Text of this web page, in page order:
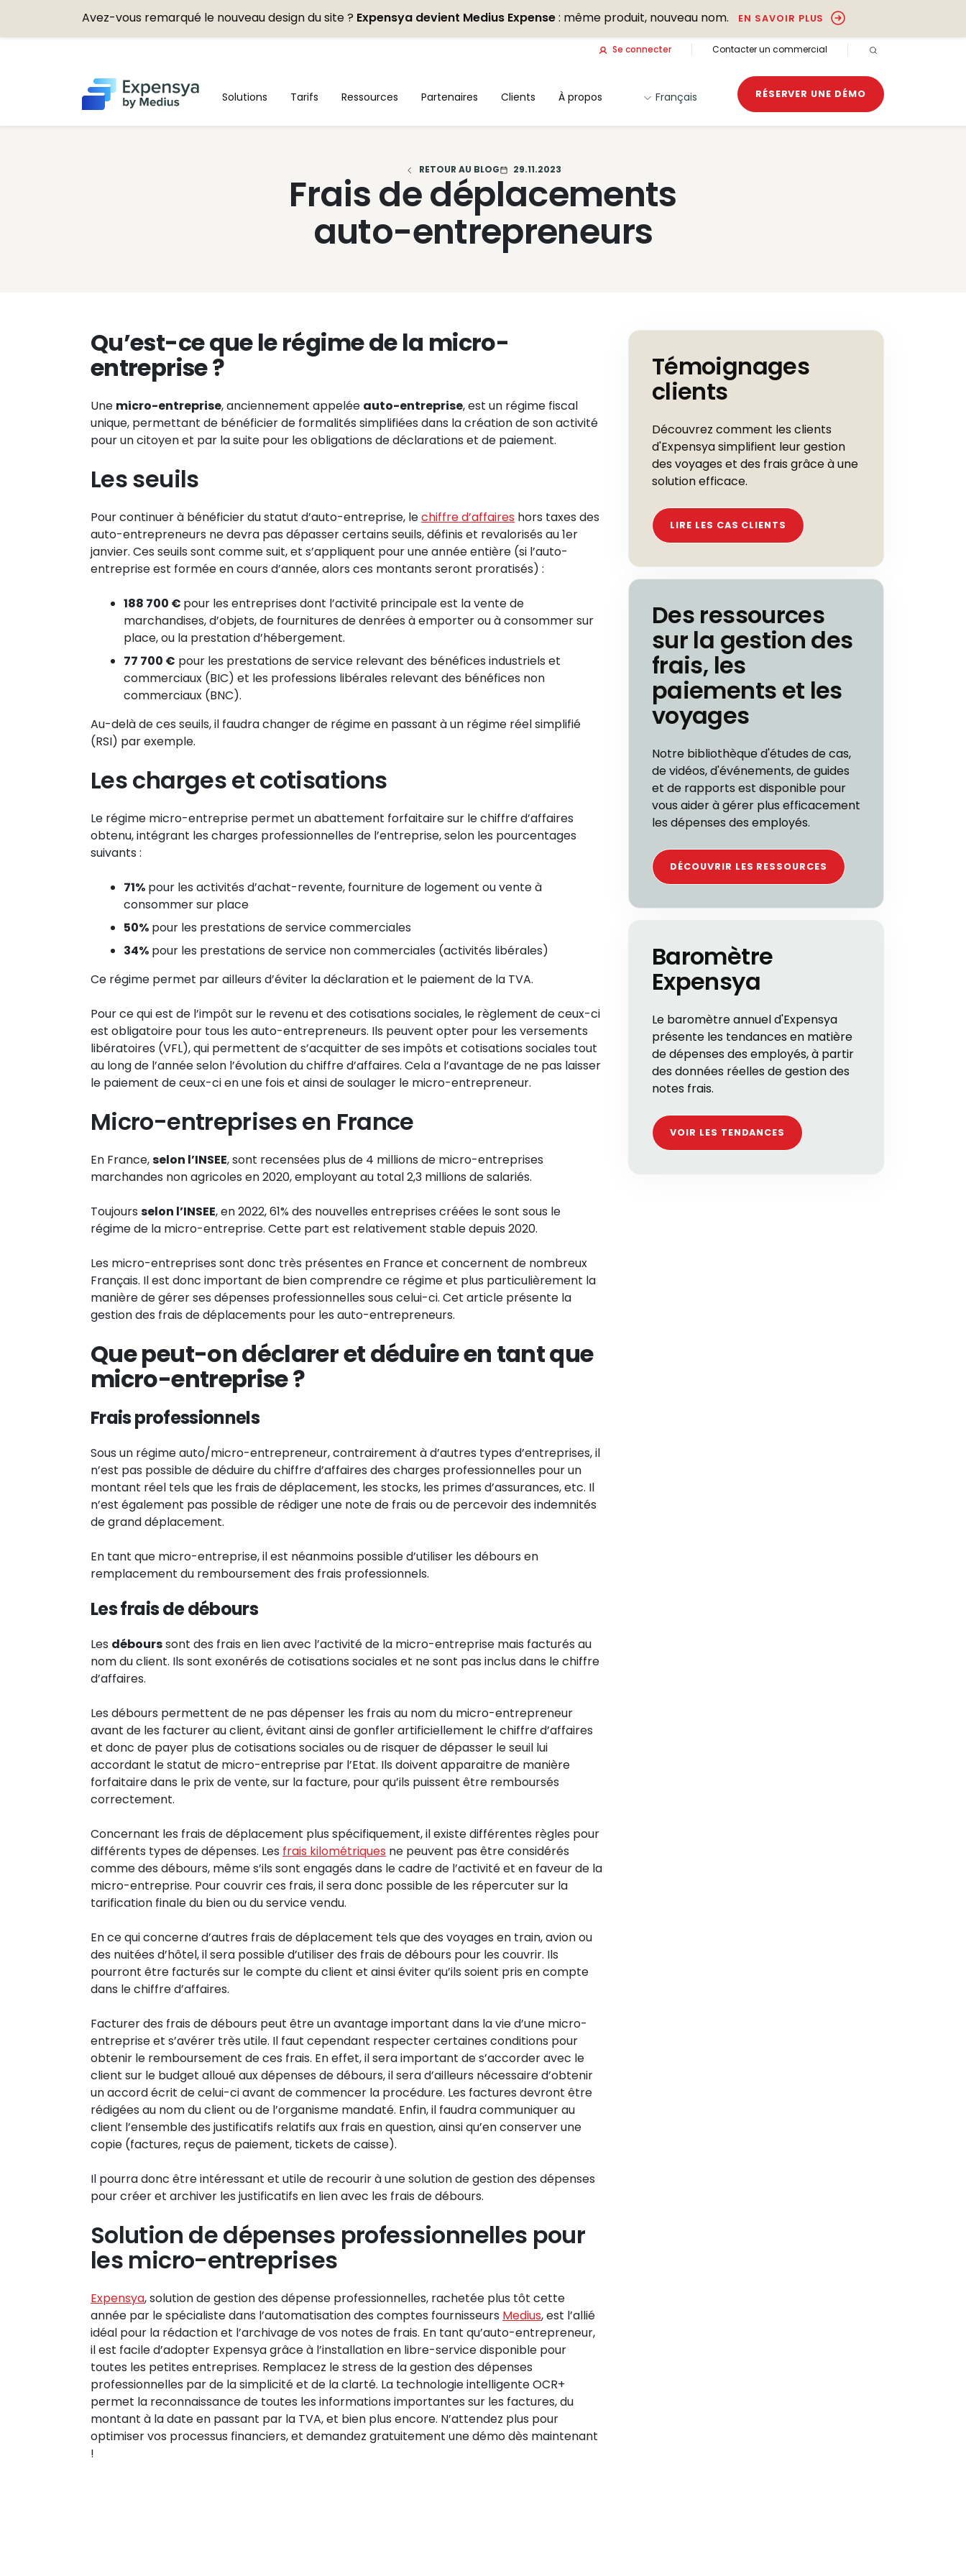
Avez-vous remarqué le nouveau design du site ? Expensya devient Medius Expense: même produit, nouveau nom. EN SAVOIR PLUS
Se connecter
Contacter un commercial
Expensya
Solutions Tarifs Ressources Partenaires Clients À propos Français RÉSERVER UNE DÉMO
RETOUR AU BLOG 29.11.2023
Frais de déplacements
auto-entrepreneurs
Qu’est-ce que le régime de la micro-
entreprise ?
Une micro-entreprise, anciennement appelée auto-entreprise, est un régime fiscal
unique, permettant de bénéficier de formalités simplifiées dans la création de son activité
pour un citoyen et par la suite pour les obligations de déclarations et de paiement.
Les seuils
Pour continuer à bénéficier du statut d’auto-entreprise, lechiffre d’affaires hors taxes des
auto-entrepreneurs ne devra pas dépasser certains seuils, définis et revalorisés au 1er
janvier. Ces seuils sont comme suit, et s’appliquent pour une année entière (si l’auto-
entreprise est formée en cours d’année, alors ces montants seront proratisés) :
188 700 € pour les entreprises dont l’activité principale est la vente de
marchandises, d’objets, de fournitures de denrées à emporter ou à consommer sur
place, ou la prestation d’hébergement.
77 700 € pour les prestations de service relevant des bénéfices industriels et
commerciaux (BIC) et les professions libérales relevant des bénéfices non
commerciaux (BNC).
Au-delà de ces seuils, il faudra changer de régime en passant à un régime réel simplifié
(RSI) par exemple.
Les charges et cotisations
Le régime micro-entreprise permet un abattement forfaitaire sur le chiffre d’affaires
obtenu, intégrant les charges professionnelles de l’entreprise, selon les pourcentages
suivants :
71% pour les activités d’achat-revente, fourniture de logement ou vente à
consommer sur place
50% pour les prestations de service commerciales
34% pour les prestations de service non commerciales (activités libérales)
Ce régime permet par ailleurs d’éviter la déclaration et le paiement de la TVA.
Pour ce qui est de l’impôt sur le revenu et des cotisations sociales, le règlement de ceux-ci
est obligatoire pour tous les auto-entrepreneurs. Ils peuvent opter pour les versements
libératoires (VFL), qui permettent de s’acquitter de ses impôts et cotisations sociales tout
au long de l’année selon l’évolution du chiffre d’affaires. Cela a l’avantage de ne pas laisser
le paiement de ceux-ci en une fois et ainsi de soulager le micro-entrepreneur.
Micro-entreprises en France
En France,selon l’INSEE, sont recensées plus de 4 millions de micro-entreprises
marchandes non agricoles en 2020, employant au total 2,3 millions de salariés.
Toujours selon l’INSEE, en 2022, 61% des nouvelles entreprises créées le sont sous le
régime de la micro-entreprise. Cette part est relativement stable depuis 2020.
Les micro-entreprises sont donc très présentes en France et concernent de nombreux
Français. Il est donc important de bien comprendre ce régime et plus particulièrement la
manière de gérer ses dépenses professionnelles sous celui-ci. Cet article présente la
gestion des frais de déplacements pour les auto-entrepreneurs.
Que peut-on déclarer et déduire en tant que
micro-entreprise ?
Frais professionnels
Sous un régime auto/micro-entrepreneur, contrairement à d’autres types d’entreprises, il
n’est pas possible de déduire du chiffre d’affaires des charges professionnelles pour un
montant réel tels que les frais de déplacement, les stocks, les primes d’assurances, etc. Il
n’est également pas possible de rédiger une note de frais ou de percevoir des indemnités
de grand déplacement.
En tant que micro-entreprise, il est néanmoins possible d’utiliser les débours en
remplacement du remboursement des frais professionnels.
Les frais de débours
Les débourssont des frais en lien avec l’activité de la micro-entreprise mais facturés au
nom du client. Ils sont exonérés de cotisations sociales et ne sont pas inclus dans le chiffre
d’affaires.
Les débours permettent de ne pas dépenser les frais au nom du micro-entrepreneur
avant de les facturer au client, évitant ainsi de gonfler artificiellement le chiffre d’affaires
et donc de payer plus de cotisations sociales ou de risquer de dépasser le seuil lui
accordant le statut de micro-entreprise par l’Etat. Ils doivent apparaitre de manière
forfaitaire dans le prix de vente, sur la facture, pour qu’ils puissent être remboursés
correctement.
Concernant les frais de déplacement plus spécifiquement, il existe différentes règles pour
différents types de dépenses. Les frais kilométriques ne peuvent pas être considérés
comme des débours, même s’ils sont engagés dans le cadre de l’activité et en faveur de la
micro-entreprise. Pour couvrir ces frais, il sera donc possible de les répercuter sur la
tarification finale du bien ou du service vendu.
En ce qui concerne d’autres frais de déplacement tels que des voyages en train, avion ou
des nuitées d’hôtel, il sera possible d’utiliser des frais de débours pour les couvrir. Ils
pourront être facturés sur le compte du client et ainsi éviter qu’ils soient pris en compte
dans le chiffre d’affaires.
Facturer des frais de débours peut être un avantage important dans la vie d’une micro-
entreprise et s’avérer très utile. Il faut cependant respecter certaines conditions pour
obtenir le remboursement de ces frais. En effet, il sera important de s’accorder avec le
client sur le budget alloué aux dépenses de débours, il sera d’ailleurs nécessaire d’obtenir
un accord écrit de celui-ci avant de commencer la procédure. Les factures devront être
rédigées au nom du client ou de l’organisme mandaté. Enfin, il faudra communiquer au
client l’ensemble des justificatifs relatifs aux frais en question, ainsi qu’en conserver une
copie (factures, reçus de paiement, tickets de caisse).
Il pourra donc être intéressant et utile de recourir à une solution de gestion des dépenses
pour créer et archiver les justificatifs en lien avec les frais de débours.
Solution de dépenses professionnelles pour
les micro-entreprises
Expensya, solution de gestion des dépense professionnelles, rachetée plus tôt cette
année par le spécialiste dans l’automatisation des comptes fournisseurs Medius, est l’allié
idéal pour la rédaction et l’archivage de vos notes de frais. En tant qu’auto-entrepreneur,
il est facile d’adopter Expensya grâce à l’installation en libre-service disponible pour
toutes les petites entreprises. Remplacez le stress de la gestion des dépenses
professionnelles par de la simplicité et de la clarté. La technologie intelligente OCR+
permet la reconnaissance de toutes les informations importantes sur les factures, du
montant à la date en passant par la TVA, et bien plus encore. N’attendez plus pour
optimiser vos processus financiers, et demandez gratuitement une démo dès maintenant
!
Témoignages
clients
Découvrez comment les clients
d'Expensya simplifient leur gestion
des voyages et des frais grâce à une
solution efficace.
LIRE LES CAS CLIENTS
Des ressources
sur la gestion des
frais, les
paiements et les
voyages
Notre bibliothèque d'études de cas,
de vidéos, d'événements, de guides
et de rapports est disponible pour
vous aider à gérer plus efficacement
les dépenses des employés.
DÉCOUVRIR LES RESSOURCES
Baromètre
Expensya
Le baromètre annuel d'Expensya
présente les tendances en matière
de dépenses des employés, à partir
des données réelles de gestion des
notes frais.
VOIR LES TENDANCES